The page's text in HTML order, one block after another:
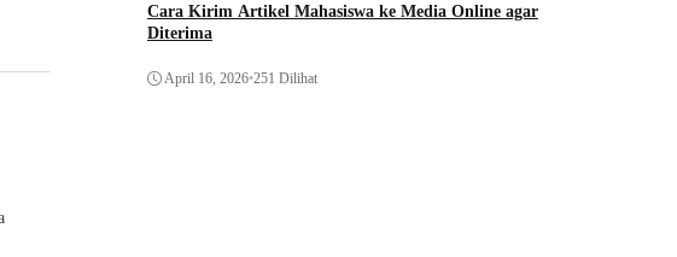
Cara Kirim Artikel Mahasiswa ke Media Online agar
Diterima
April 16, 2026•251 Dilihat